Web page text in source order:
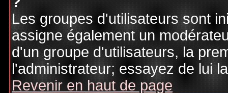
Les groupes d'utilisateurs sont
assigne également un
d'un groupe d'utilisateurs, la
l'administrateur; essayez de lui
Revenir en haut de page